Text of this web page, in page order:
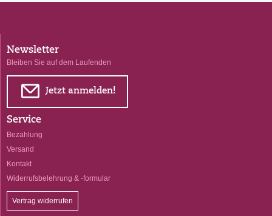
Newsletter
Bleiben Sie auf dem Laufenden
E Jetzt anmelden!
Service
Bezahlung
Versand
Kontakt
Widerrufsbelehrung & -formular
Vertrag widerrufen